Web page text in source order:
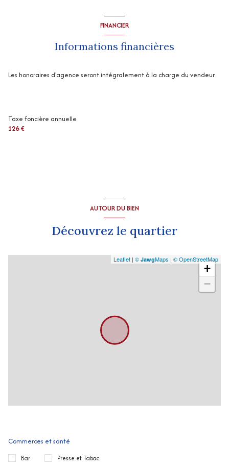
FINANCIER
Informations financières
Les honoraires d'agence seront intégralement à la charge du vendeur
Taxe foncière annuelle
126 €
AUTOUR DU BIEN
Découvrez le quartier
+
−
Leaflet | © JawgMaps | © OpenStreetMap
Commerces et santé
Bar Presse et Tabac